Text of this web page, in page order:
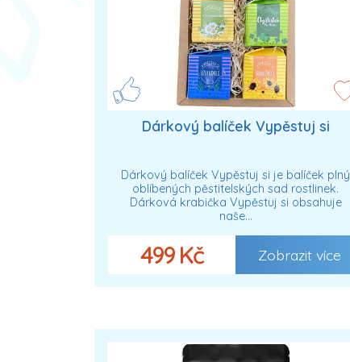
Dárkový balíček Vypěstuj si
Dárkový balíček Vypěstuj si je balíček plný
oblíbených pěstitelských sad rostlinek.
Dárková krabička Vypěstuj si obsahuje
naše…
499 Kč Zobrazit více